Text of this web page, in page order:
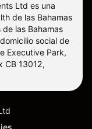
Ltd es una
de las Bahamas
las Bahamas
social de
Executive Park,
CB 13012,